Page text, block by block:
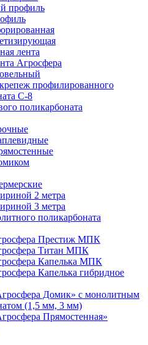
профиль
лента
Агросфера
профилированного
С-8
поликарбоната
2 метра
3 метра
поликарбоната
Престиж МПК
Титан МПК
Капелька МПК
Капелька гибридное
Домик» с монолитным
(1,5 мм, 3 мм)
Прямостенная»